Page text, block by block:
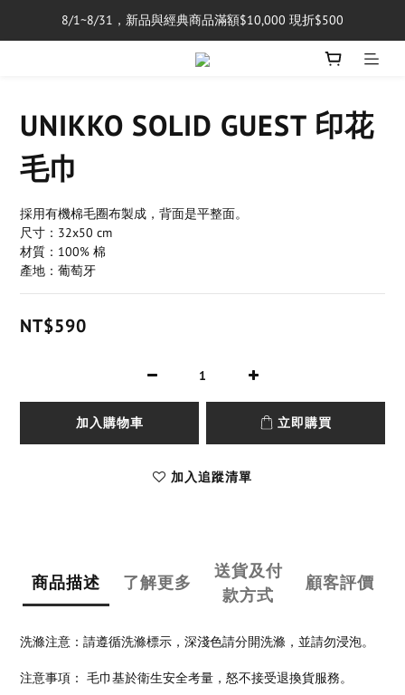
單筆消費滿$5,000享免運費
8/1~8/31，新品與經典商品滿額$10,000 現折$500
單筆消費滿$5,000享免運費
UNIKKO SOLID GUEST 印花
毛巾
採用有機棉毛圈布製成，背面是平整面。
尺寸：32x50 cm
材質：100% 棉
產地：葡萄牙
NT$590
加入購物車 立即購買
加入追蹤清單
商品描述 了解更多
送貨及付
款方式
顧客評價
洗滌注意：請遵循洗滌標示，深淺色請分開洗滌，並請勿浸泡。
注意事項： 毛巾基於衛生安全考量，怒不接受退換貨服務。